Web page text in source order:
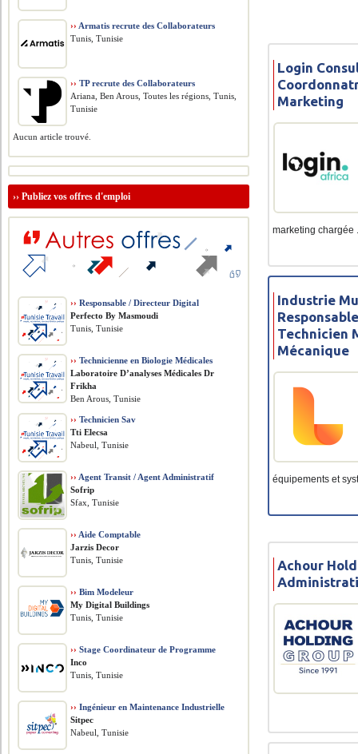
Login
Marketing
marketing chargée
Industrie
Technicien
Mécanique
équipements et
Achour
›› Armatis recrute des Collaborateurs
Tunis, Tunisie
›› TP recrute des Collaborateurs
Ariana, Ben Arous, Toutes les régions, Tunis,
Tunisie
Aucun article trouvé.
››Publiez vos offres d'emploi
›› Responsable / Directeur Digital
Perfecto By Masmoudi
Tunis, Tunisie
›› Technicienne en Biologie Médicales
Laboratoire D’analyses Médicales Dr
Frikha
Ben Arous, Tunisie
›› Technicien Sav
Tti Elecsa
Nabeul, Tunisie
›› Agent Transit / Agent Administratif
Sofrip
Sfax, Tunisie
›› Aide Comptable
Jarzis Decor
Tunis, Tunisie
›› Bim Modeleur
My Digital Buildings
Tunis, Tunisie
›› Stage Coordinateur de Programme
Inco
Tunis, Tunisie
›› Ingénieur en Maintenance Industrielle
Sitpec
Nabeul, Tunisie